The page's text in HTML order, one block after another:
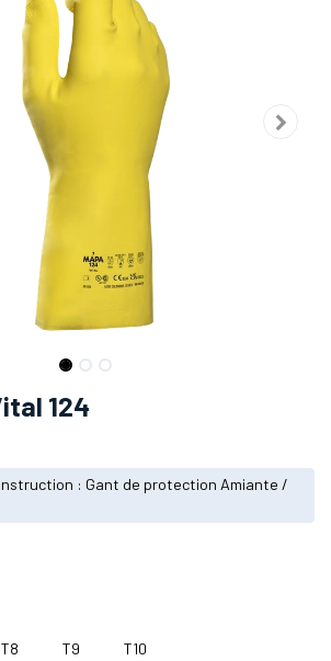
124
: Gant de protection Amiante /
T8 T9 T10